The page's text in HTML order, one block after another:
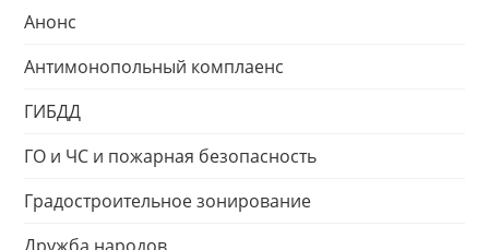
Анонс
Антимонопольный комплаенс
ГИБДД
ГО и ЧС и пожарная безопасность
Градостроительное зонирование
Дружба народов